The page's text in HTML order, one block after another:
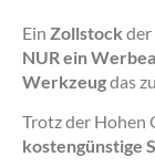
Ein Zollstock der
NUR ein
Werkzeugdas
Trotz der Hohen
kostengünstige